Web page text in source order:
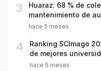
3
Huaraz: 68 % de
mantenimiento de
año escolar 2026
hace 5 meses
4
Ranking SCImago
de mejores
hace 5 meses